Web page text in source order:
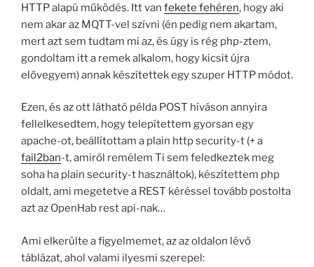
HTTP alapú működés. Itt van fekete fehéren, hogy aki
nem akar az MQTT-vel szívni (én pedig nem akartam,
mert azt sem tudtam mi az, és úgy is rég php-ztem,
gondoltam itt a remek alkalom, hogy kicsit újra
elővegyem) annak készítettek egy szuper HTTP módot.
Ezen, és az ott látható példa POST híváson annyira
fellelkesedtem, hogy telepítettem gyorsan egy
apache-ot, beállítottam a plain http security-t (+ a
fail2ban-t, amiről remélem Ti sem feledkeztek meg
soha ha plain security-t használtok), készítettem php
oldalt, ami megetetve a REST kéréssel tovább postolta
azt az OpenHab rest api-nak…
Ami elkerülte a figyelmemet, az az oldalon lévő
táblázat, ahol valami ilyesmi szerepel: